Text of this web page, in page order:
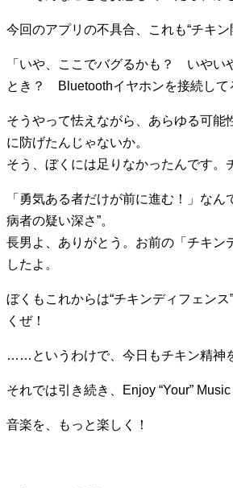
今回のアプリの不具合、これも“チキ
「いや、ここでバグるかも？ いや
とき？ Bluetoothイヤホンを接続し
そうやって怯えながら、あらゆる可
に防げたんじゃないか。
そう、ぼくには足りなかったんです。
「勇気ある者だけが前に進む！」な
病者の疑い深さ”。
長男よ、ありがとう。お前の「チキ
したよ。
ぼくもこれからは“チキンディフェン
くぜ！
……というわけで、今日もチキン精神
それでは引き続き、Enjoy “Your”
音楽を、もっと楽しく！